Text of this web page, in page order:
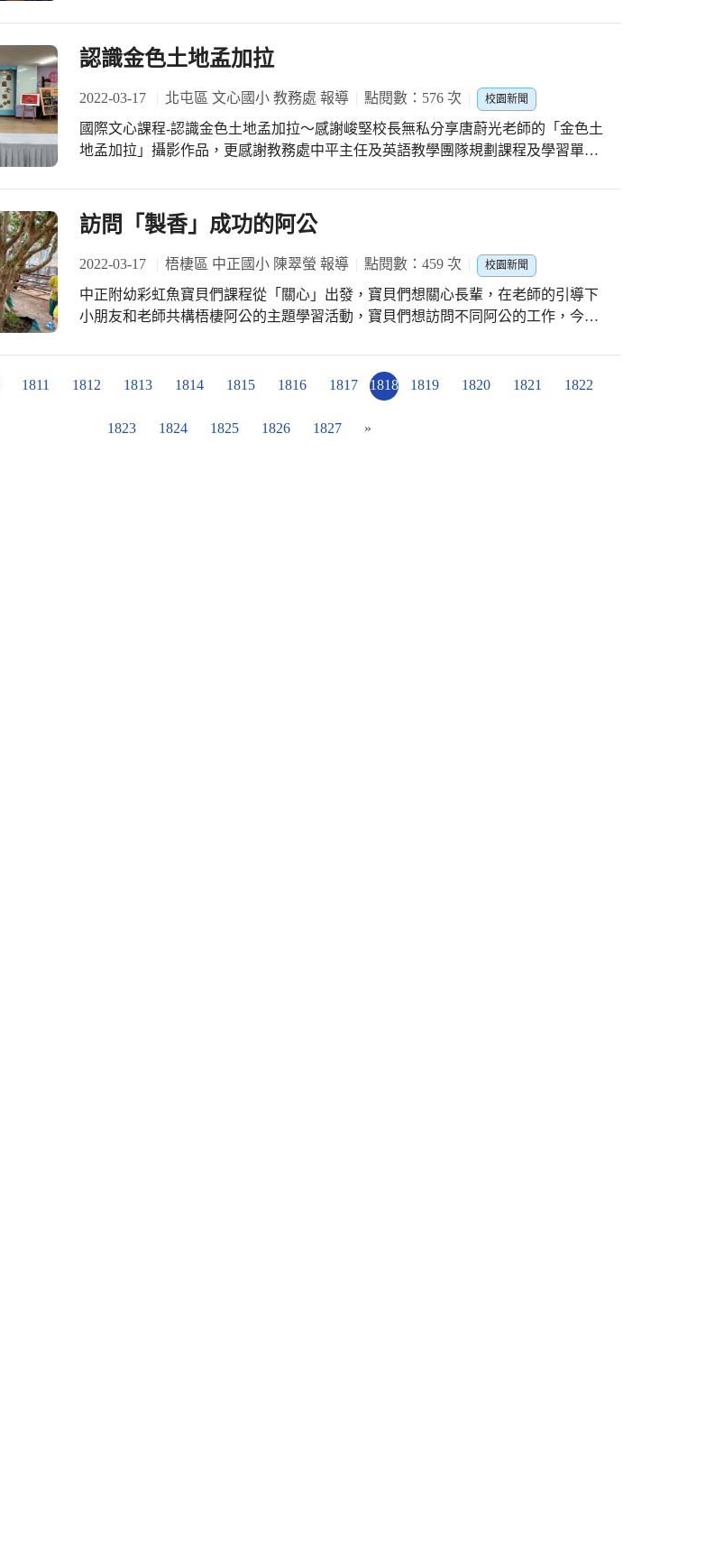
來指導，以及各班級老師的推動和督促，學生們的成績可說是隨著年級而持續的進
44.1分(每題1分)、平均錯不到6題可見一般，也能從每次考完後的文昌國小個人英語
成績單中清楚的看到他們的成長。 校長非常重視英語教學，高年級每週安排了三節
英語課(其中一節為彈性英語閱讀)。近年更積極推動外師入班教學閱讀課程，增加
學得很扎實。 大甲區文昌國小,聽力測驗 每學期一次的聽力測驗，學生們平常心看
認識金色土地孟加拉
2022-03-17 北屯區 文心國小 教務處 報導 點閱數：576 次 校園新聞
國際文心課程-認識金色土地孟加拉～感謝峻堅校長無私分享唐蔚光老師的「金色土
地孟加拉」攝影作品，更感謝教務處中平主任及英語教學團隊規劃課程及學習單，
訪問「製香」成功的阿公
2022-03-17 梧棲區 中正國小 陳翠螢 報導 點閱數：459 次 校園新聞
中正附幼彩虹魚寶貝們課程從「關心」出發，寶貝們想關心長輩，在老師的引導下
小朋友和老師共構梧棲阿公的主題學習活動，寶貝們想訪問不同阿公的工作，今天
活，選擇當「製香」學徒，努力的學習而當上老闆故事，還有「製香」的方法，阿
公不斷研發改變、改進，阿公讓香品做得更多元也獲得更多的好評。 今天老師和小
朋友收穫滿滿，因為我們都是第一次看到「製香」這行業以及阿公努力積極創業的
1811 1812 1813 1814 1815 1816 1817 1818 1819 1820 1821 1822
1823 1824 1825 1826 1827 »